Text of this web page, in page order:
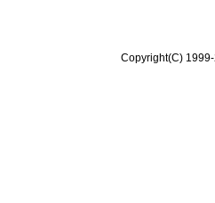
Copyright(C)